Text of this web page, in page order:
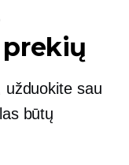
užduokite sau
būtų